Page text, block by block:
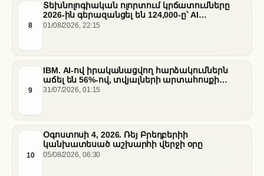
8
Տեխնոլոգիական ոլորտում կրճատումները
2026-ին գերազանցել են 124,000-ը՝ AI
ենթակառուցվածքների վերաբաշխման ֆոնին
01/08/2026, 22:15
9
IBM. AI-ով իրականացվող հարձակումներն
աճել են 56%-ով, տվյալների արտահոսքի
ծախսերը հասել են ռեկորդային մակարդակի
31/07/2026, 01:15
10
Օգոստոսի 4, 2026. Ռեյ Բրեդբերիի
կանխատեսած աշխարհի վերջի օրը
05/08/2026, 06:30